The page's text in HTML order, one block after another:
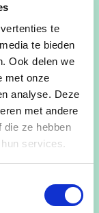
te
te bieden
Ook delen we
met onze
analyse. Deze
met andere
die ze hebben
services.
de
de
ook